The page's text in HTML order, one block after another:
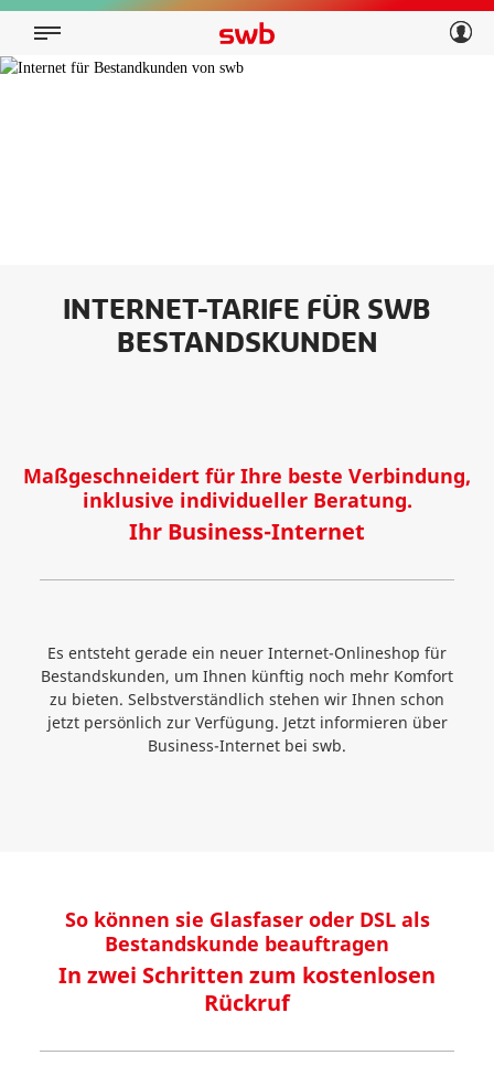
Privatkunden
Geschäftskunden
INTERNET-TARIFE FÜR SWB
BESTANDSKUNDEN
Maßgeschneidert für Ihre beste Verbindung,
inklusive individueller Beratung.
Ihr Business-Internet
Es entsteht gerade ein neuer Internet-Onlineshop für
Bestandskunden, um Ihnen künftig noch mehr Komfort
zu bieten. Selbstverständlich stehen wir Ihnen schon
jetzt persönlich zur Verfügung. Jetzt informieren über
Business-Internet bei swb.
So können sie Glasfaser oder DSL als
Bestandskunde beauftragen
In zwei Schritten zum kostenlosen
Rückruf